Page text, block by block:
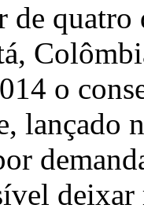
de quatro
o
lançado